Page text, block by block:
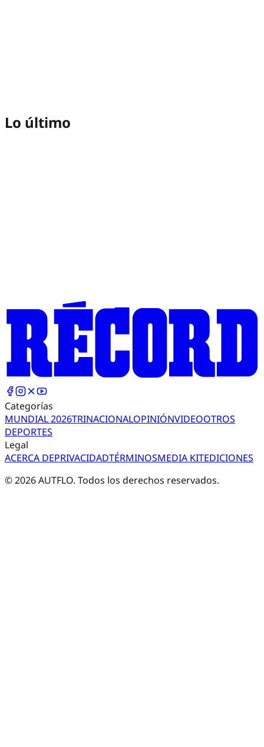
Lo último
Categorías
MUNDIAL 2026TRINACIONALOPINIÓNVIDEOOTROS
DEPORTES
Legal
ACERCA DEPRIVACIDADTÉRMINOSMEDIA KITEDICIONES
©2026AUTFLO. Todos los derechos reservados.